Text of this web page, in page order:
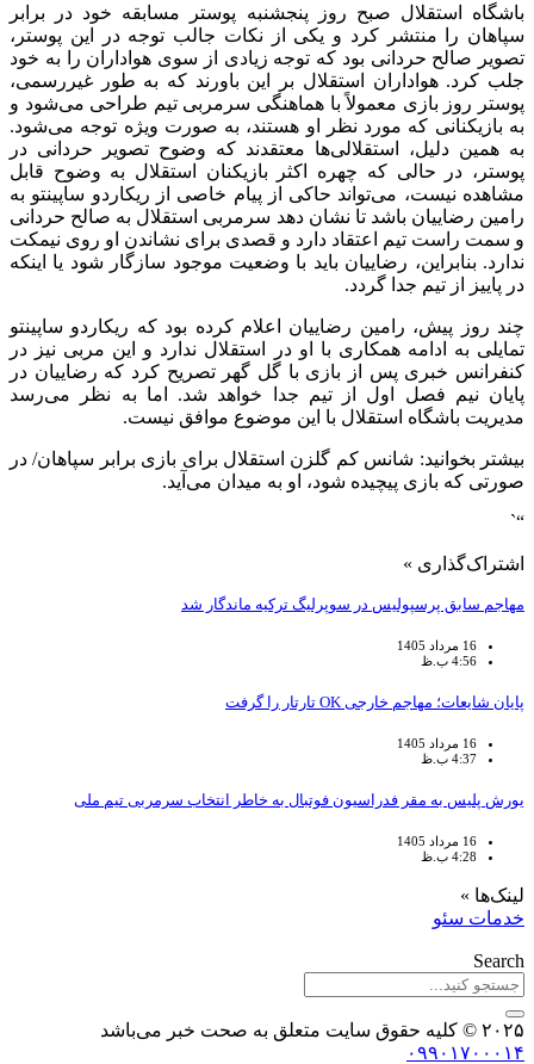
باشگاه استقلال صبح روز پنجشنبه پوستر مسابقه خود در برابر
سپاهان را منتشر کرد و یکی از نکات جالب توجه در این پوستر،
تصویر صالح حردانی بود که توجه زیادی از سوی هواداران را به خود
جلب کرد. هواداران استقلال بر این باورند که به طور غیررسمی،
پوستر روز بازی معمولاً با هماهنگی سرمربی تیم طراحی می‌شود و
به بازیکنانی که مورد نظر او هستند، به صورت ویژه توجه می‌شود.
به همین دلیل، استقلالی‌ها معتقدند که وضوح تصویر حردانی در
پوستر، در حالی که چهره اکثر بازیکنان استقلال به وضوح قابل
مشاهده نیست، می‌تواند حاکی از پیام خاصی از ریکاردو ساپینتو به
رامین رضاییان باشد تا نشان دهد سرمربی استقلال به صالح حردانی
و سمت راست تیم اعتقاد دارد و قصدی برای نشاندن او روی نیمکت
ندارد. بنابراین، رضاییان باید با وضعیت موجود سازگار شود یا اینکه
در پاییز از تیم جدا گردد.
چند روز پیش، رامین رضاییان اعلام کرده بود که ریکاردو ساپینتو
تمایلی به ادامه همکاری با او در استقلال ندارد و این مربی نیز در
کنفرانس خبری پس از بازی با گل گهر تصریح کرد که رضاییان در
پایان نیم فصل اول از تیم جدا خواهد شد. اما به نظر می‌رسد
مدیریت باشگاه استقلال با این موضوع موافق نیست.
بیشتر بخوانید: شانس کم گلزن استقلال برای بازی برابر سپاهان/ در
صورتی که بازی پیچیده شود، او به میدان می‌آید.
“`
اشتراک‌گذاری »
مهاجم سابق پرسپولیس در سوپرلیگ ترکیه ماندگار شد
16 مرداد 1405
4:56 ب.ظ
پایان شایعات؛ مهاجم خارجی OK تارتار را گرفت
16 مرداد 1405
4:37 ب.ظ
یورش پلیس به مقر فدراسیون فوتبال به خاطر انتخاب سرمربی تیم ملی
16 مرداد 1405
4:28 ب.ظ
لینک‌ها »
خدمات سئو
Search
۲۰۲۵ © کلیه حقوق سایت متعلق به صحت خبر می‌باشد
۰۹۹۰۱۷۰۰۰۱۴